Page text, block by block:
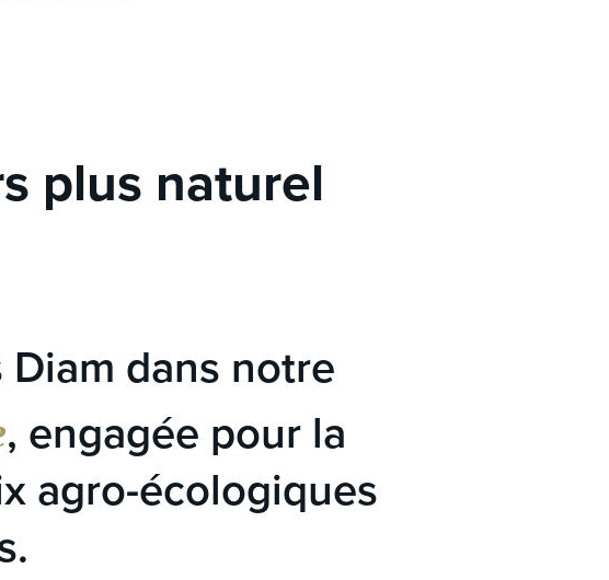
plus naturel
dans notre
, engagée pour la
agro-écologiques